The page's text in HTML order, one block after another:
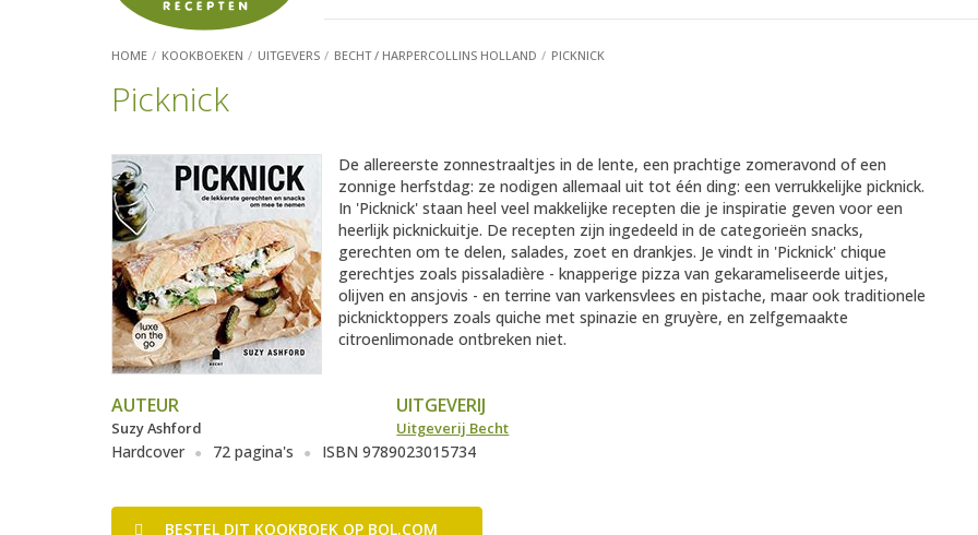
HOME KOOKBOEKEN UITGEVERS BECHT / HARPERCOLLINS HOLLAND PICKNICK
Picknick
De allereerste zonnestraaltjes in de lente, een prachtige zomeravond of een
zonnige herfstdag: ze nodigen allemaal uit tot één ding: een verrukkelijke picknick.
In 'Picknick' staan heel veel makkelijke recepten die je inspiratie geven voor een
heerlijk picknickuitje. De recepten zijn ingedeeld in de categorieën snacks,
gerechten om te delen, salades, zoet en drankjes. Je vindt in 'Picknick' chique
gerechtjes zoals pissaladière - knapperige pizza van gekarameliseerde uitjes,
olijven en ansjovis - en terrine van varkensvlees en pistache, maar ook traditionele
picknicktoppers zoals quiche met spinazie en gruyère, en zelfgemaakte
citroenlimonade ontbreken niet.
AUTEUR
Suzy Ashford
UITGEVERIJ
Uitgeverij Becht
Hardcover 72 pagina's ISBN 9789023015734
BESTEL DIT KOOKBOEK OP BOL.COM